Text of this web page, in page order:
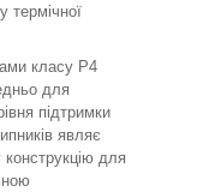
термічної
класу P4
для
підтримки
являє
для